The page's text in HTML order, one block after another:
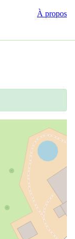
À propos